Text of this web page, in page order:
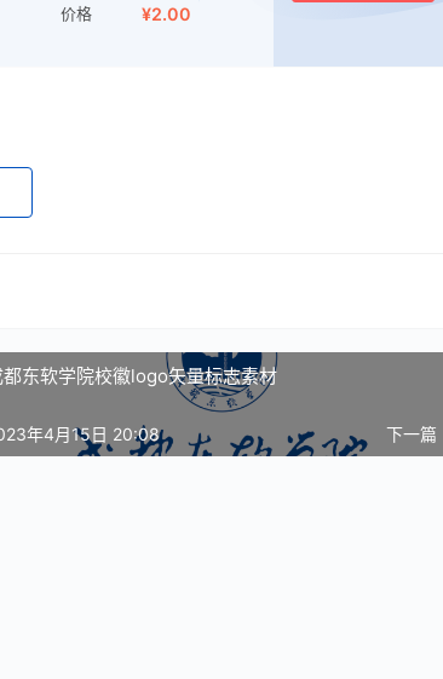
价格 ¥2.00
都东软学院校徽logo矢量标志素材
下一篇
年4月15日 20:08